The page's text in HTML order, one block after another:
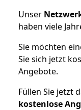
Unser
haben viele
Sie möchten
Sie sich jetzt
Angebote.
Füllen Sie jetzt
kostenlose